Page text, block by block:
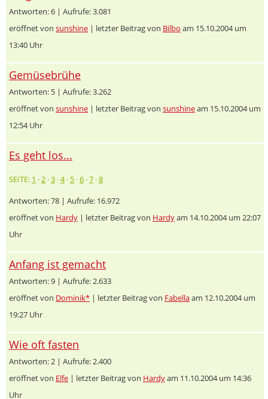
Antworten: 6 | Aufrufe: 3.081
eröffnet von sunshine | letzter Beitrag von Bilbo am 15.10.2004 um
13:40 Uhr
Gemüsebrühe
Antworten: 5 | Aufrufe: 3.262
eröffnet von sunshine | letzter Beitrag von sunshineam 15.10.2004 um
12:54 Uhr
Es geht los...
SEITE: 1 ·2 ·3 ·4· 5 ·6 ·7 ·8
Antworten: 78 | Aufrufe: 16.972
eröffnet von Hardy | letzter Beitrag von Hardyam 14.10.2004 um 22:07
Uhr
Anfang ist gemacht
Antworten: 9 | Aufrufe: 2.633
eröffnet von Dominik* | letzter Beitrag von Fabellaam 12.10.2004 um
19:27 Uhr
Wie oft fasten
Antworten: 2 | Aufrufe: 2.400
eröffnet von Elfe | letzter Beitrag von Hardyam 11.10.2004 um 14:36
Uhr